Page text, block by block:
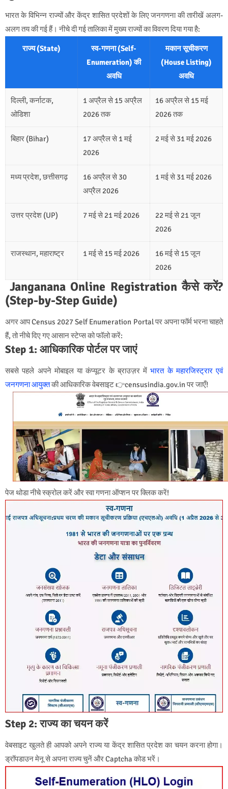
भारत के विभिन्न राज्यों और केंद्र शासित प्रदेशों के लिए जनगणना की तारीखें अलग-
अलग तय की गई हैं। नीचे दी गई तालिका में मुख्य राज्यों का विवरण दिया गया है:
राज्य (State)
स्व-गणना (Self-
Enumeration) की
अवधि
मकान सूचीकरण
(House Listing)
अवधि
दिल्ली, कर्नाटक,
ओडिशा
1 अप्रैल से 15 अप्रैल
2026 तक
16 अप्रैल से 15 मई
2026 तक
बिहार (Bihar)
17 अप्रैल से 1 मई
2026
2 मई से 31 मई 2026
मध्य प्रदेश, छत्तीसगढ़
16 अप्रैल से 30
अप्रैल 2026
1 मई से 31 मई 2026
उत्तर प्रदेश (UP) 7 मई से 21 मई 2026
22 मई से 21 जून
2026
राजस्थान, महाराष्ट्र 1 मई से 15 मई 2026
16 मई से 15 जून
2026
Janganana Online Registration कैसे करें?
(Step-by-Step Guide)
अगर आप Census 2027 Self Enumeration Portal पर अपना फॉर्म भरना चाहते
हैं, तो नीचे दिए गए आसान स्टेप्स को फॉलो करें:
Step 1: आधिकारिक पोर्टल पर जाएं
सबसे पहले अपने मोबाइल या कंप्यूटर के ब्राउज़र मेंभारत के महारजिस्ट्रार एवं
जनगणना आयुक्तकी आधिकारिक वेबसाइट👉censusindia.gov.in पर जाएँ!
पेज थोडा नीचे स्क्रोल करें और स्वा गणना ऑप्शन पर क्लिक करें!
Step 2: राज्य का चयन करें
वेबसाइट खुलते ही आपको अपने राज्य या केंद्र शासित प्रदेश का चयन करना होगा।
ड्रॉपडाउन मेनू से अपना राज्य चुनें और Captcha कोड भरें।